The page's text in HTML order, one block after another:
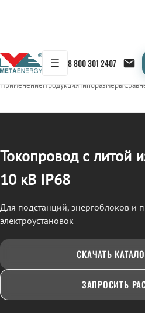
☰ 8 800 301 2407
← Продукция/ТОКОПРОВОД
ПрименениеПродукцияТипоразмеры
Токопровод с литой
10 кВ IP68
Для подстанций, энергоблоков
электроустановок
СКАЧАТЬ
ЗАПРОСИТЬ